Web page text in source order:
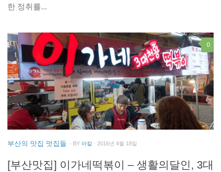
한 정취를...
0
부산의 맛집 멋집들 · BY 아칼 · 2016년 4월 18일
[부산맛집] 이가네떡볶이 – 생활의달인, 3대